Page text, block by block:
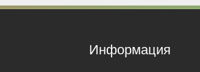
Информация